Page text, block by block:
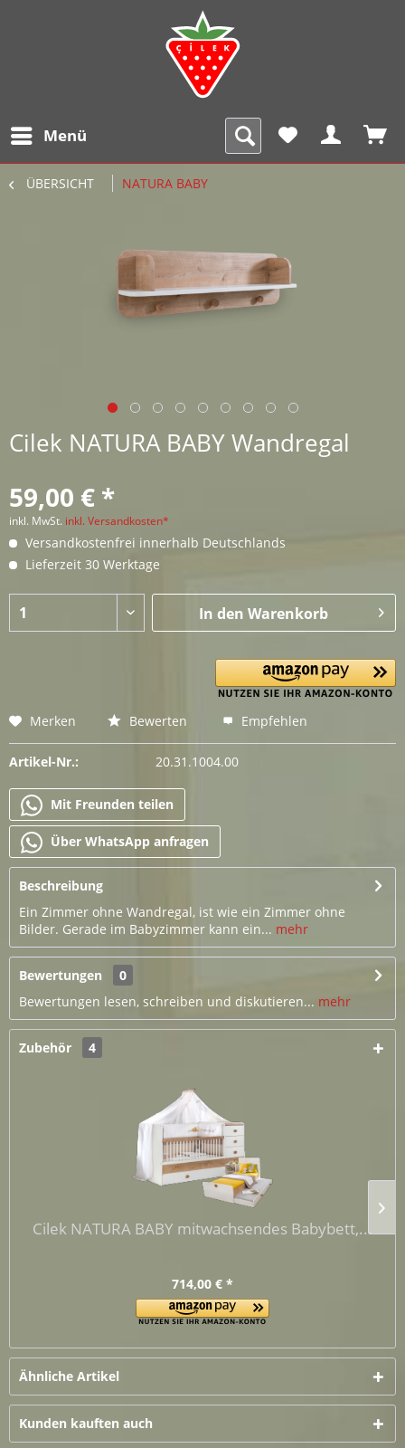
Menü
ÜBERSICHT NATURA BABY
Cilek NATURA BABY Wandregal
59,00 € *
inkl. MwSt. inkl. Versandkosten*
Versandkostenfrei innerhalb Deutschlands
Lieferzeit 30 Werktage
In den Warenkorb
Merken Bewerten Empfehlen
Artikel-Nr.: 20.31.1004.00
Mit Freunden teilen
Über WhatsApp anfragen
Beschreibung
Ein Zimmer ohne Wandregal, ist wie ein Zimmer ohne
Bilder. Gerade im Babyzimmer kann ein... mehr
Bewertungen
0
Bewertungen lesen, schreiben und diskutieren... mehr
Zubehör 4
Cilek NATURA BABY mitwachsendes Babybett,...
714,00 € *
Ähnliche Artikel
Kunden kauften auch